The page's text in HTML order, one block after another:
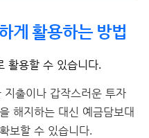
게 활용하는 방법
활용할 수 있습니다.
지출이나 갑작스러운 투자
해지하는 대신 예금담보대
보할 수 있습니다.